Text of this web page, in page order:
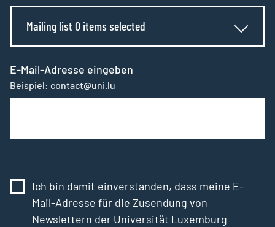
Mailing list 0 items selected
E-Mail-Adresse eingeben
Beispiel: contact@uni.lu
Ich bin damit einverstanden, dass meine E-
Mail-Adresse für die Zusendung von
Newslettern der Universität Luxemburg